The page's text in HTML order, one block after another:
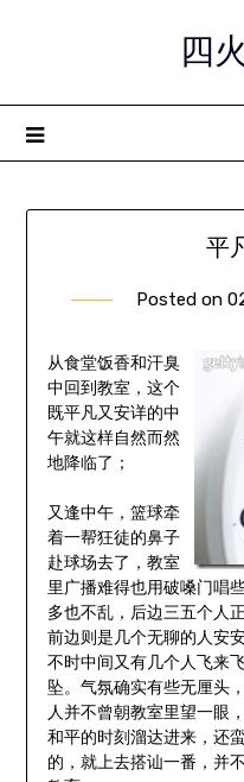
四
平
Posted on
从食堂饭香和汗臭
中回到教室，这个
既平凡又安详的中
午就这样自然而然
地降临了；
又逢中午，篮球牵
着一帮狂徒的鼻子
赴球场去了，教室
里广播难得也用破嗓门唱
多也不乱，后边三五个人
前边则是几个无聊的人安
不时中间又有几个人飞来
坠。气氛确实有些无厘头
人并不曾朝教室里望一眼
和平的时刻溜达进来，还
的，就上去搭讪一番，并